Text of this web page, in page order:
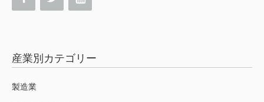
産業別カテゴリー
製造業